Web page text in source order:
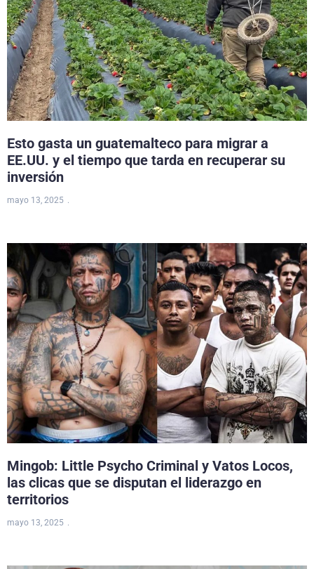
Esto gasta un guatemalteco para migrar a
EE.UU. y el tiempo que tarda en recuperar su
inversión
mayo 13, 2025
Mingob: Little Psycho Criminal y Vatos Locos,
las clicas que se disputan el liderazgo en
territorios
mayo 13, 2025